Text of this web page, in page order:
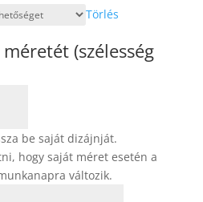
Törlés
(szélesség
be saját dizájnját.
hogy saját méret esetén a
változik.